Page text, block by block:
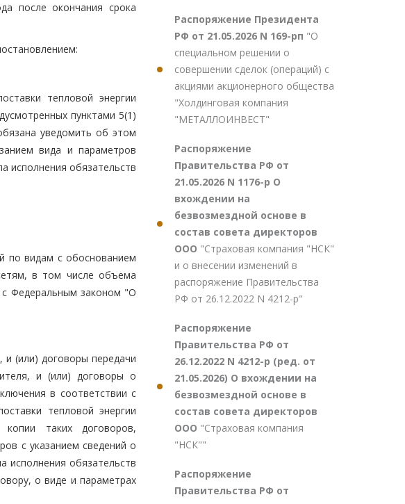
после окончания срока
тепловой энергии
пунктами 5(1)
уведомить об этом
вида и параметров
исполнения обязательств
по видам с обоснованием
в том числе объема
с Федеральным законом "О
и (или) договоры передачи
и (или) договоры о
в соответствии с
тепловой энергии
таких договоров,
с указанием сведений о
исполнения обязательств
о виде и параметрах
Распоряжение Президента
РФ от 21.05.2026 N 169-рп "О
специальном решении о
совершении сделок (операций) с
акциями акционерного общества
"Холдинговая компания
"МЕТАЛЛОИНВЕСТ"
Распоряжение
Правительства РФ от
21.05.2026 N 1176-р О
вхождении на
безвозмездной основе в
состав совета директоров
ООО "Страховая компания "НСК"
и о внесении изменений в
распоряжение Правительства
РФ от 26.12.2022 N 4212-р"
Распоряжение
Правительства РФ от
26.12.2022 N 4212-р (ред. от
21.05.2026) О вхождении на
безвозмездной основе в
состав совета директоров
ООО "Страховая компания
"НСК""
Распоряжение
Правительства РФ от